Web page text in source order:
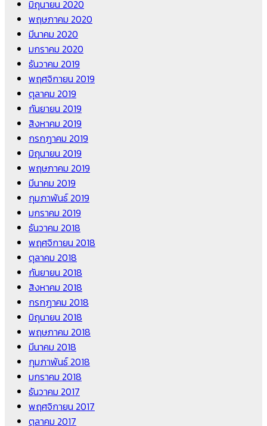
มิถุนายน 2020
พฤษภาคม 2020
มีนาคม 2020
มกราคม 2020
ธันวาคม 2019
พฤศจิกายน 2019
ตุลาคม 2019
กันยายน 2019
สิงหาคม 2019
กรกฎาคม 2019
มิถุนายน 2019
พฤษภาคม 2019
มีนาคม 2019
กุมภาพันธ์ 2019
มกราคม 2019
ธันวาคม 2018
พฤศจิกายน 2018
ตุลาคม 2018
กันยายน 2018
สิงหาคม 2018
กรกฎาคม 2018
มิถุนายน 2018
พฤษภาคม 2018
มีนาคม 2018
กุมภาพันธ์ 2018
มกราคม 2018
ธันวาคม 2017
พฤศจิกายน 2017
ตุลาคม 2017